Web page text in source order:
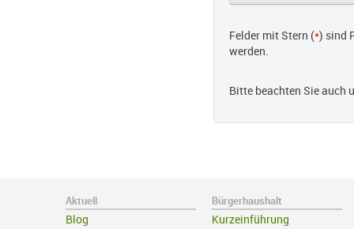
Felder mit Stern (*) sind
werden.
Bitte beachten Sie auch
Aktuell
Blog
Bürgerhaushalt
Kurzeinführung